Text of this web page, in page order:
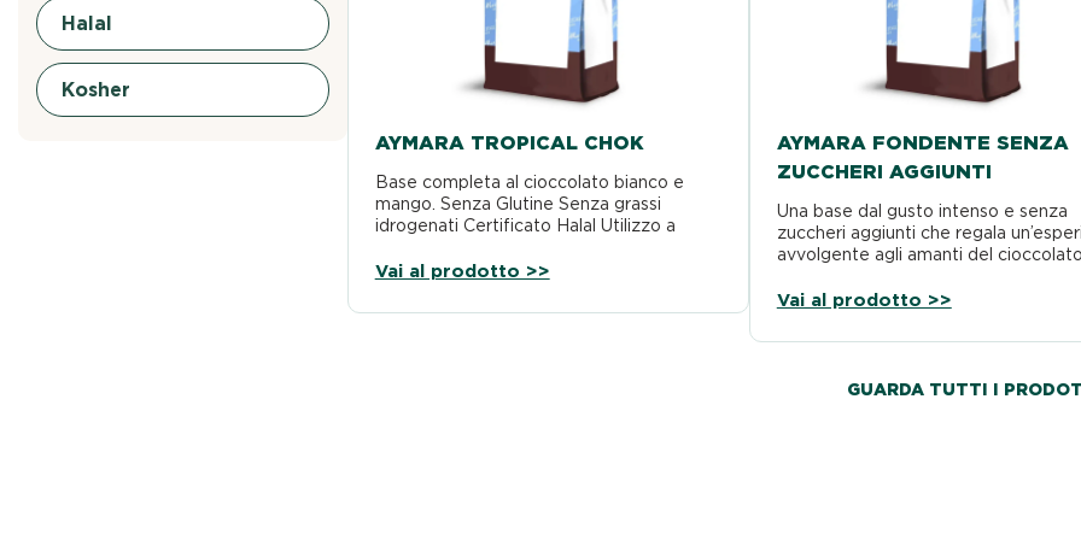
Halal
Kosher
AYMARA TROPICAL CHOK
Base completa al cioccolato bianco e
mango. Senza Glutine Senza grassi
idrogenati Certificato Halal Utilizzo a
Vai al prodotto >>
AYMARA FONDENTE SENZA
ZUCCHERI AGGIUNTI
Una base dal gusto intenso e senza
zuccheri aggiunti che regala
avvolgente agli amanti del cioccolato.
Vai al prodotto >>
GUARDA TUTTI I